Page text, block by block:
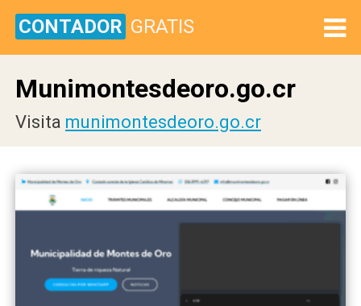
CONTADOR GRATIS
Munimontesdeoro.go.cr
Visita munimontesdeoro.go.cr